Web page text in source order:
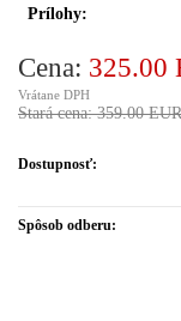
Prílohy:
Cena: 325.00
Vrátane DPH
Stará cena: 359.00 EUR
Dostupnosť:
Spôsob odberu: